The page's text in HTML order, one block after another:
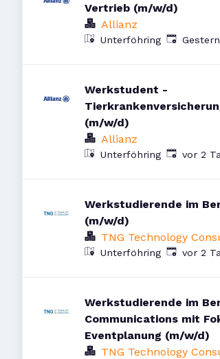
Vertrieb (m/w/d)
Allianz
Unterföhring Gestern
Werkstudent -
(m/w/d)
Allianz
Unterföhring vor 2
Werkstudierende im
(m/w/d)
TNG Technology
Unterföhring vor 2
Werkstudierende im
Communications mit
Eventplanung (m/w/d)
TNG Technology